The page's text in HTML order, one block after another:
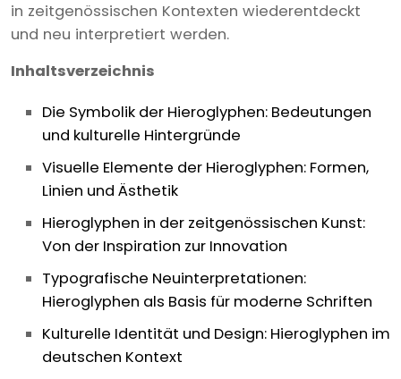
in zeitgenössischen Kontexten wiederentdeckt
und neu interpretiert werden.
Inhaltsverzeichnis
Die Symbolik der Hieroglyphen: Bedeutungen
und kulturelle Hintergründe
Visuelle Elemente der Hieroglyphen: Formen,
Linien und Ästhetik
Hieroglyphen in der zeitgenössischen Kunst:
Von der Inspiration zur Innovation
Typografische Neuinterpretationen:
Hieroglyphen als Basis für moderne Schriften
Kulturelle Identität und Design: Hieroglyphen im
deutschen Kontext